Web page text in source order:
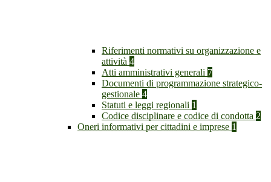
Riferimenti normativi su organizzazione e
attività 4
Atti amministrativi generali 7
Documenti di programmazione strategico-
gestionale 4
Statuti e leggi regionali 1
Codice disciplinare e codice di condotta 2
Oneri informativi per cittadini e imprese 1